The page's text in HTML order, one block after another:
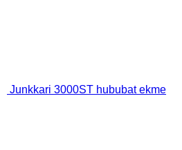
Junkkari 3000ST hububat ekme